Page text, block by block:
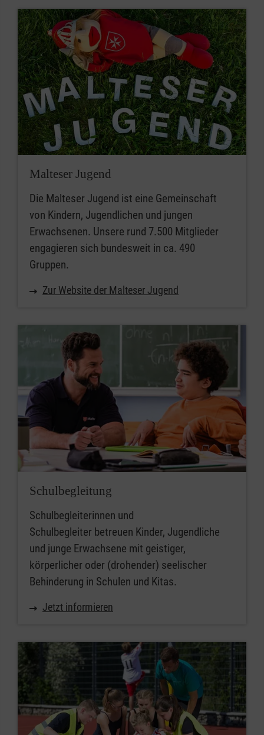
Malteser Jugend
Die Malteser Jugend ist eine Gemeinschaft
von Kindern, Jugendlichen und jungen
Erwachsenen. Unsere rund 7.500 Mitglieder
engagieren sich bundesweit in ca. 490
Gruppen.
Zur Website der Malteser Jugend
Schulbegleitung
Schulbegleiterinnen und
Schulbegleiter betreuen Kinder, Jugendliche
und junge Erwachsene mit geistiger,
körperlicher oder (drohender) seelischer
Behinderung in Schulen und Kitas.
Jetzt informieren